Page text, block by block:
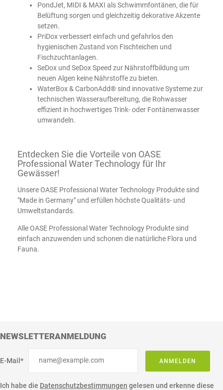
PondJet, MIDI & MAXI als Schwimmfontänen, die für
Belüftung sorgen und gleichzeitig dekorative Akzente
setzen.
PriDox verbessert einfach und gefahrlos den
hygienischen Zustand von Fischteichen und
Fischzuchtanlagen.
SeDox und SeDox Speed zur Nährstoffbildung um
neuen Algen keine Nährstoffe zu bieten.
WaterBox & CarbonAdd® sind innovative Systeme zur
technischen Wasseraufbereitung, die Rohwasser
effizient in hochwertiges Trink- oder Fontänenwasser
umwandeln.
Entdecken Sie die Vorteile von OASE
Professional Water Technology für Ihr
Gewässer!
Unsere OASE Professional Water Technology Produkte sind
"Made in Germany" und erfüllen höchste Qualitäts- und
Umweltstandards.
Alle OASE Professional Water Technology Produkte sind
einfach anzuwenden und schonen die natürliche Flora und
Fauna.
NEWSLETTERANMELDUNG
E-Mail* ANMELDEN
Ich habe die Datenschutzbestimmungen gelesen und erkenne diese